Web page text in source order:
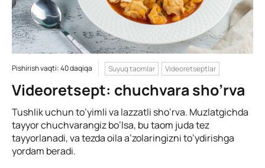
Pishirish vaqti: 40 daqiqa Suyuq taomlar Videoretseptlar
Videoretsept: chuchvara sho’rva
Tushlik uchun to’yimli va lazzatli sho’rva. Muzlatgichda
tayyor chuchvarangiz bo’lsa, bu taom juda tez
tayyorlanadi, va tezda oila a’zolaringizni to’ydirishga
yordam beradi.